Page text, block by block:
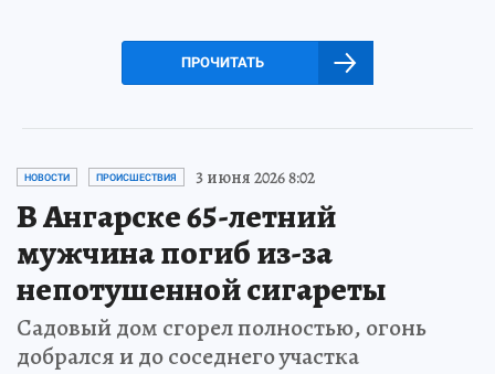
ПРОЧИТАТЬ
НОВОСТИ ПРОИСШЕСТВИЯ 3 июня 2026 8:02
В Ангарске 65-летний
мужчина погиб из-за
непотушенной сигареты
Садовый дом сгорел полностью, огонь
добрался и до соседнего участка